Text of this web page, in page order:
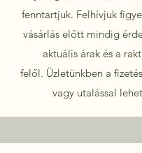
fenntartjuk. Felhívjuk
vásárlás előtt mindig
aktuális árak és a
felől. Üzletünkben a
vagy utalással